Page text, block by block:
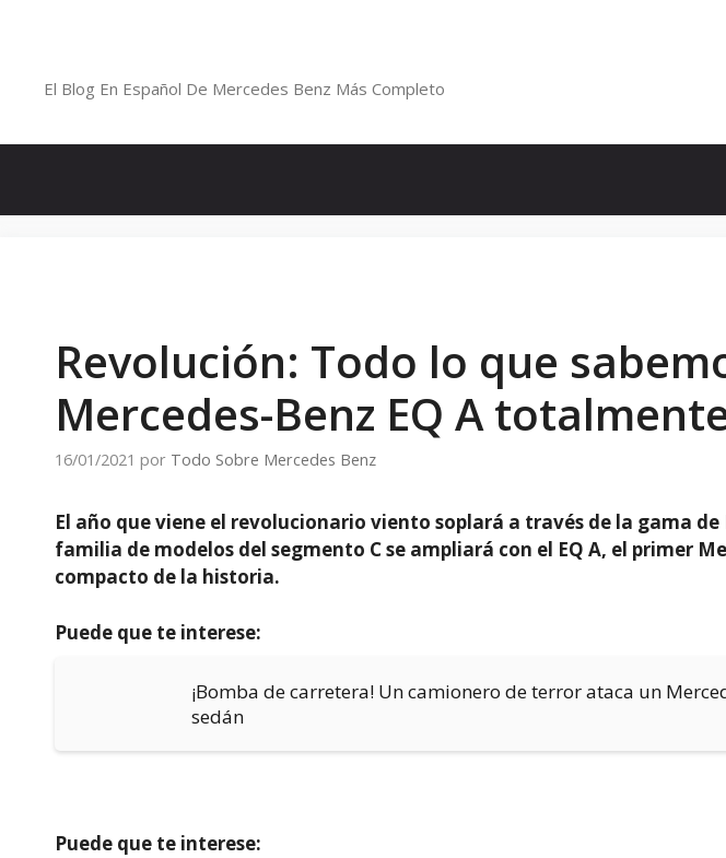
El Blog En Español De Mercedes Benz Más Completo
Revolución: Todo lo que
Mercedes-Benz EQ A
16/01/2021 por Todo Sobre Mercedes Benz
El año que viene el revolucionario viento soplará a través de la gama de
familia de modelos del segmento C se ampliará con el EQ A, el primer
compacto de la historia.
Puede que te interese:
¡Bomba de carretera! Un camionero de terror ataca un
sedán
Puede que te interese: